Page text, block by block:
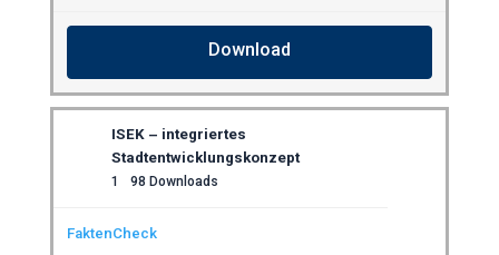
Download
ISEK – integriertes
Stadtentwicklungskonzept
1 98 Downloads
FaktenCheck